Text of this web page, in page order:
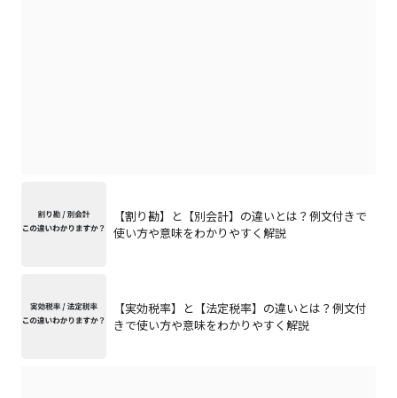
【割り勘】と【別会計】の違いとは？例文付きで
使い方や意味をわかりやすく解説
【実効税率】と【法定税率】の違いとは？例文付
きで使い方や意味をわかりやすく解説